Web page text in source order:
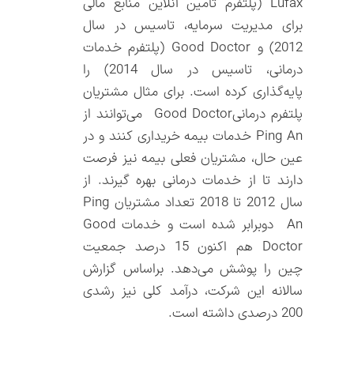
برای مدیریت سرمایه، تاسیس در سال
2012) و Good Doctor (پلتفرم خدمات
درمانی، تاسیس در سال 2014) را
پایه‌گذاری کرده است. برای مثال مشتریان
پلتفرم درمانیGood Doctor می‌توانند از
Ping An خدمات بیمه خریداری ‌کنند و در
عین حال، مشتریان فعلی بیمه نیز فرصت
دارند تا از خدمات درمانی بهره گیرند. از
سال 2012 تا 2018 تعداد مشتریان Ping
An دوبرابر شده است و خدمات Good
Doctor هم اکنون 15 درصد جمعیت
چین را پوشش می‌دهد. براساس گزارش
سالانه این شرکت، درآمد کلی نیز رشدی
200 درصدی داشته است.